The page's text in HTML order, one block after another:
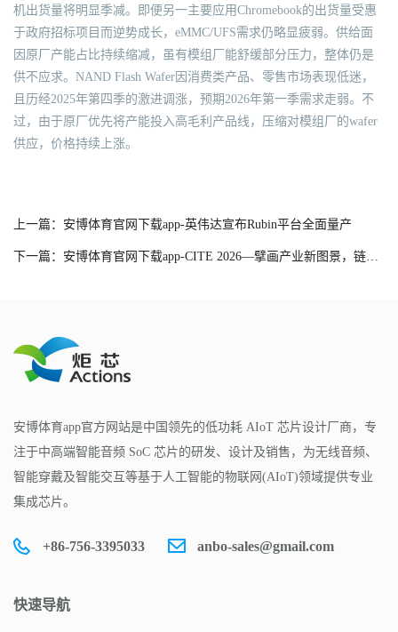
机出货量将明显季减。即便另一主要应用Chromebook的出货量受惠
于政府招标项目而逆势成长，eMMC/UFS需求仍略显疲弱。供给面
因原厂产能占比持续缩减，虽有模组厂能舒缓部分压力，整体仍是
供不应求。NAND Flash Wafer因消费类产品、零售市场表现低迷，
且历经2025年第四季的激进调涨，预期2026年第一季需求走弱。不
过，由于原厂优先将产能投入高毛利产品线，压缩对模组厂的wafer
供应，价格持续上涨。
上一篇：安博体育官网下载app-英伟达宣布Rubin平台全面量产
下一篇：安博体育官网下载app-CITE 2026—擘画产业新图景，链接全球新机遇
安博体育app官方网站是中国领先的低功耗 AIoT 芯片设计厂商，专
注于中高端智能音频 SoC 芯片的研发、设计及销售，为无线音频、
智能穿戴及智能交互等基于人工智能的物联网(AIoT)领域提供专业
集成芯片。
+86-756-3395033 anbo-sales@gmail.com
快速导航